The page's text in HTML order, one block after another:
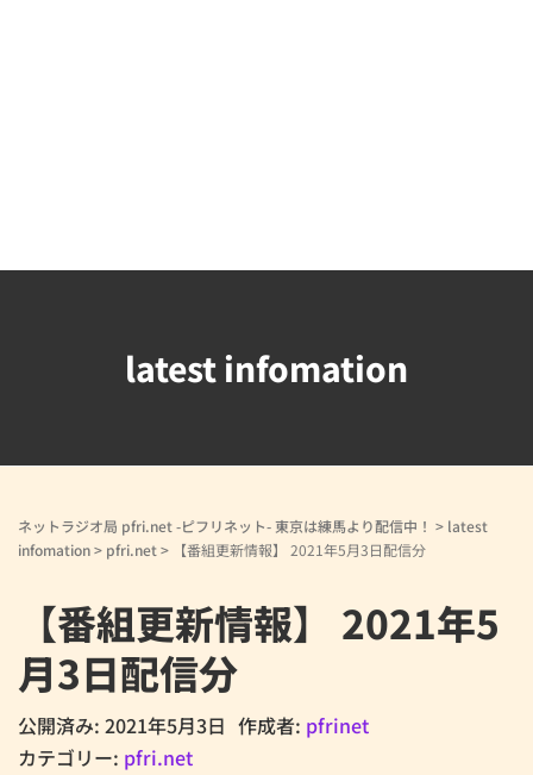
latest infomation
ネットラジオ局 pfri.net -ピフリネット- 東京は練馬より配信中！ > latest
infomation> pfri.net> 【番組更新情報】 2021年5月3日配信分
【番組更新情報】 2021年5
月3日配信分
公開済み: 2021年5月3日 作成者: pfrinet
カテゴリー: pfri.net